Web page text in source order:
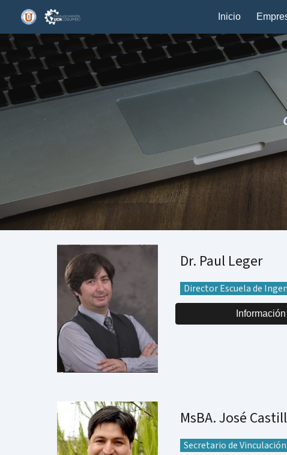
Skip
Inicio
Dr. Paul Leger
Director Escuela de
MsBA.José
Secretario de Vinculación